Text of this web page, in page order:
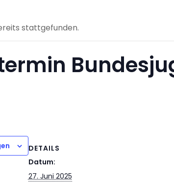
stattgefunden.
DETAILS
Datum:
27. Juni 2025